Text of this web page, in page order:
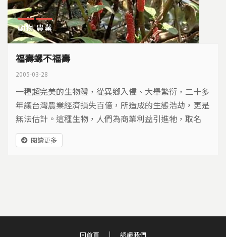
動物 農業
福壽螺不福壽
2005-03-28
一種超完美的生物體，從異鄉入侵、大舉繁衍，二十多
年讓台灣農業經濟損失百億，所造成的生態浩劫，更是
無法估計。這種生物，人們為商業利益引進牠，取名
「福壽螺」。歷經生態浩劫之後，人們赫然發現，外來
物種對於生態的危害，原來一點都不福壽。
閱讀更多
回首頁 認識我們